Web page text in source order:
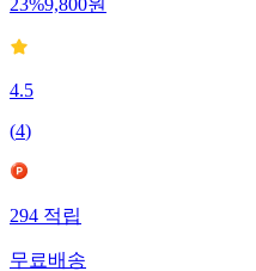
23%9,800원
4.5
(4)
294적립
무료배송